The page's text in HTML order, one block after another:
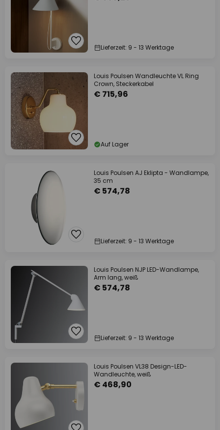
Lieferzeit: 9 - 13 Werktage
Louis Poulsen Wandleuchte VL Ring
Crown, Steckerkabel
€ 715,96
Auf Lager
Louis Poulsen AJ Eklipta - Wandlampe,
35 cm
€ 574,78
Lieferzeit: 9 - 13 Werktage
Louis Poulsen NJP LED-Wandlampe,
Arm lang, weiß
€ 574,78
Lieferzeit: 9 - 13 Werktage
Louis Poulsen VL38 Design-LED-
Wandleuchte, weiß
€ 468,90